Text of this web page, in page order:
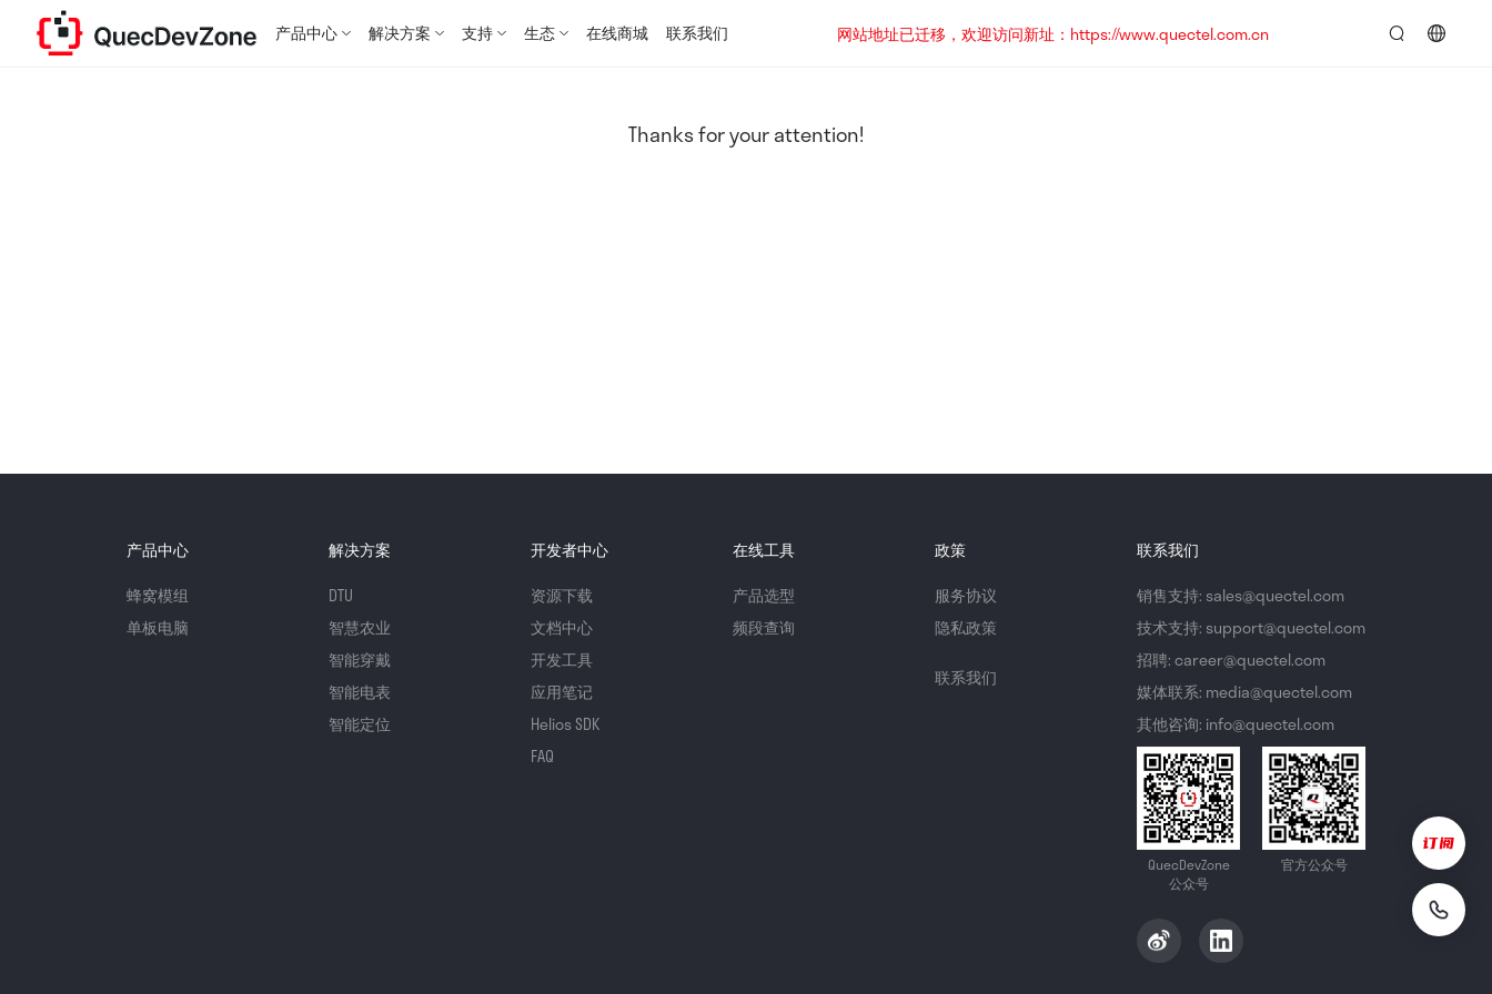
产品中心 解决方案 支持 生态 在线商城 联系我们
网站地址已迁移，欢迎访问新址：https://www.quectel.com.cn
Thanks for your attention!
产品中心
蜂窝模组
单板电脑
解决方案
DTU
智慧农业
智能穿戴
智能电表
智能定位
开发者中心
资源下载
文档中心
开发工具
应用笔记
Helios SDK
FAQ
在线工具
产品选型
频段查询
政策
服务协议
隐私政策
联系我们
联系我们
销售支持: sales@quectel.com
技术支持: support@quectel.com
招聘: career@quectel.com
媒体联系: media@quectel.com
其他咨询: info@quectel.com
QuecDevZone
公众号
官方公众号